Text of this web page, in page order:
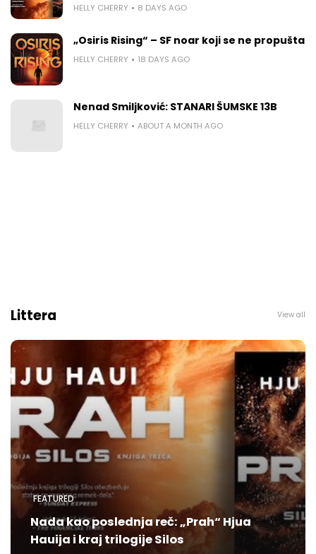
HELLY CHERRY 8 DAYS AGO
„Osiris Rising“ – SF noar koji se ne propušta
HELLY CHERRY 18 DAYS AGO
Nenad Smiljković: STANARI ŠUMSKE 13B
HELLY CHERRY ABOUT A MONTH AGO
Littera View all
FEATURED
Nada kao poslednja reč: „Prah“ Hjua
Hauija i kraj trilogije Silos